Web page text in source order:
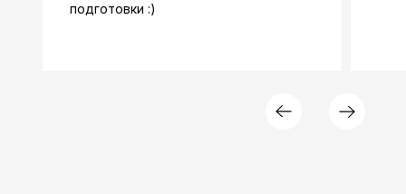
подготовки :)